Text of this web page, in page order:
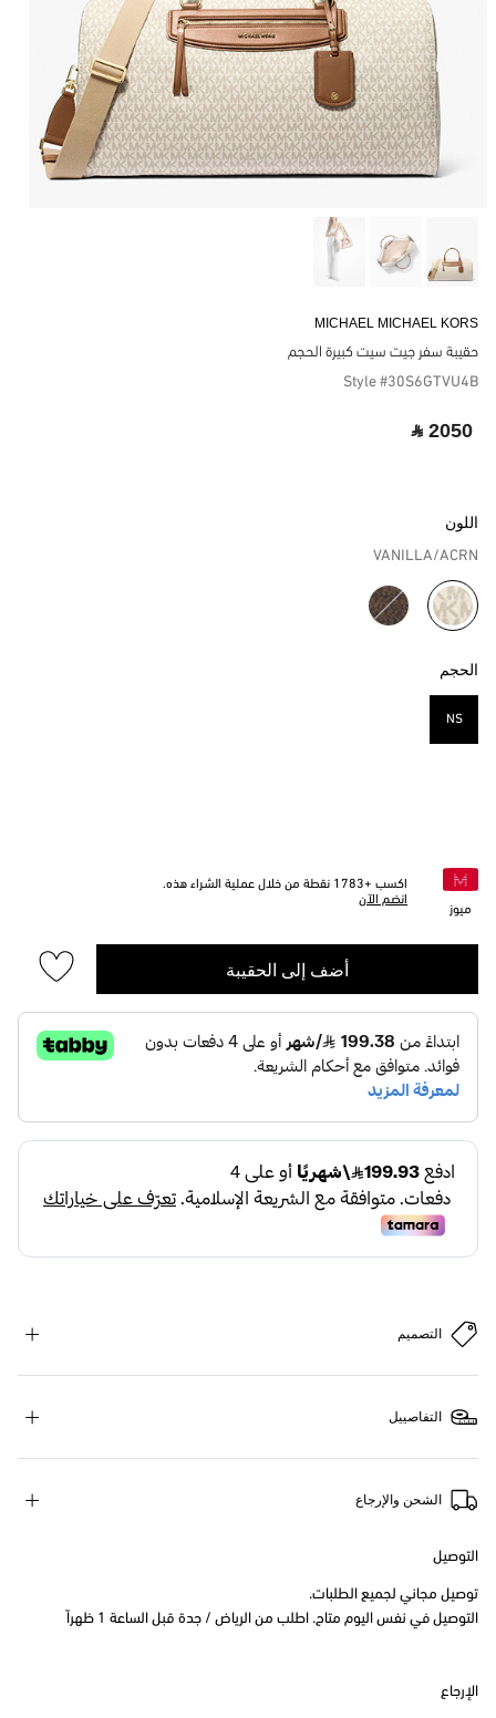
MICHAEL MICHAEL KORS
حقيبة سفر جيت سيت كبيرة الحجم
Style #30S6GTVU4B
‎ ⃁ 2050 ‎
اللون
VANILLA/ACRN
مختار
الحجم
NS
ميوز
اكسب +1783 نقطة من خلال عملية الشراء هذه.
انضم الآن
أضف إلى الحقيبة
التصميم
التفاصييل
الشحن والإرجاع
التوصيل
توصيل مجاني لجميع الطلبات.
التوصيل في نفس اليوم متاح. اطلب من الرياض / جدة قبل الساعة 1 ظهراً
الإرجاع